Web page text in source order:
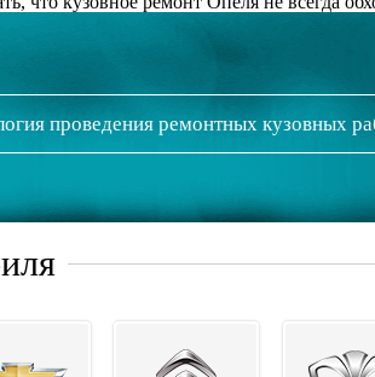
проведения ремонтных кузовных